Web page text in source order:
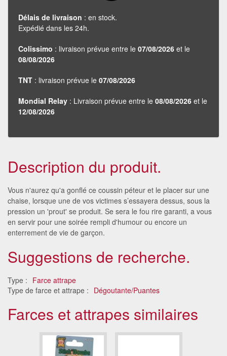
Délais de livraison : en stock.
Expédié dans les 24h.
Colissimo : livraison prévue entre le 07/08/2026 et le
08/08/2026
TNT : livraison prévue le 07/08/2026
Mondial Relay : Livraison prévue entre le 08/08/2026 et le
12/08/2026
Description du produit.
Vous n'aurez qu'a gonflé ce coussin péteur et le placer sur une
chaise, lorsque une de vos victimes s’essayera dessus, sous la
pression un 'prout' se produit. Se sera le fou rire garanti, a vous
en servir pour une soirée rempli d'humour ou encore un
enterrement de vie de garçon.
Suggestions de recherche.
Type : Farce attrape
Type de farce et attrape : Dégoutante/Puantes
Farces et attrapes similaires